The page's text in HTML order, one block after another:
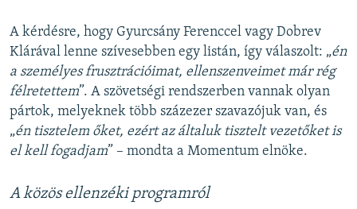
A kérdésre, hogy Gyurcsány Ferenccel vagy Dobrev
Klárával lenne szívesebben egy listán, így válaszolt: „én
a személyes frusztrációimat, ellenszenveimet már rég
félretettem”. A szövetségi rendszerben vannak olyan
pártok, melyeknek több százezer szavazójuk van, és
„én tisztelem őket, ezért az általuk tisztelt vezetőket is
el kell fogadjam” – mondta a Momentum elnöke.
A közös ellenzéki programról